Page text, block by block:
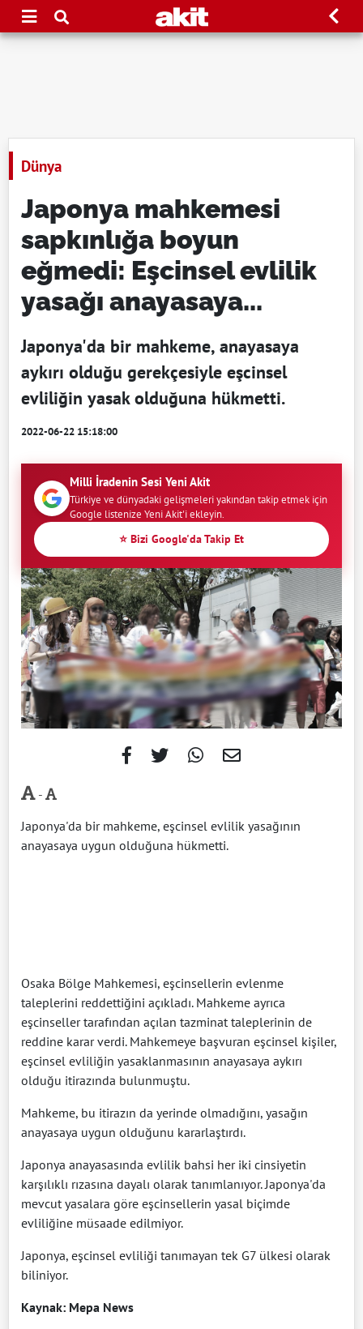
Dünya
Japonya mahkemesi
sapkınlığa boyun
eğmedi: Eşcinsel evlilik
yasağı anayasaya...
Japonya'da bir mahkeme, anayasaya
aykırı olduğu gerekçesiyle eşcinsel
evliliğin yasak olduğuna hükmetti.
2022-06-22 15:18:00
Milli İradenin Sesi Yeni Akit
Türkiye ve dünyadaki gelişmeleri yakından takip etmek için
Google listenize Yeni Akit'i ekleyin.
⭐ Bizi Google'da Takip Et
-
Japonya'da bir mahkeme, eşcinsel evlilik yasağının
anayasaya uygun olduğuna hükmetti.
Osaka Bölge Mahkemesi, eşcinsellerin evlenme
taleplerini reddettiğini açıkladı. Mahkeme ayrıca
eşcinseller tarafından açılan tazminat taleplerinin de
reddine karar verdi. Mahkemeye başvuran eşcinsel kişiler,
eşcinsel evliliğin yasaklanmasının anayasaya aykırı
olduğu itirazında bulunmuştu.
Mahkeme, bu itirazın da yerinde olmadığını, yasağın
anayasaya uygun olduğunu kararlaştırdı.
Japonya anayasasında evlilik bahsi her iki cinsiyetin
karşılıklı rızasına dayalı olarak tanımlanıyor. Japonya'da
mevcut yasalara göre eşcinsellerin yasal biçimde
evliliğine müsaade edilmiyor.
Japonya, eşcinsel evliliği tanımayan tek G7 ülkesi olarak
biliniyor.
Kaynak: Mepa News